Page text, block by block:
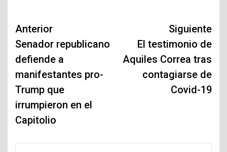
Navegación
de
entradas
Anterior
Senador republicano
defiende a
manifestantes pro-
Trump que
irrumpieron en el
Capitolio
Siguiente
El testimonio de
Aquiles Correa tras
contagiarse de
Covid-19